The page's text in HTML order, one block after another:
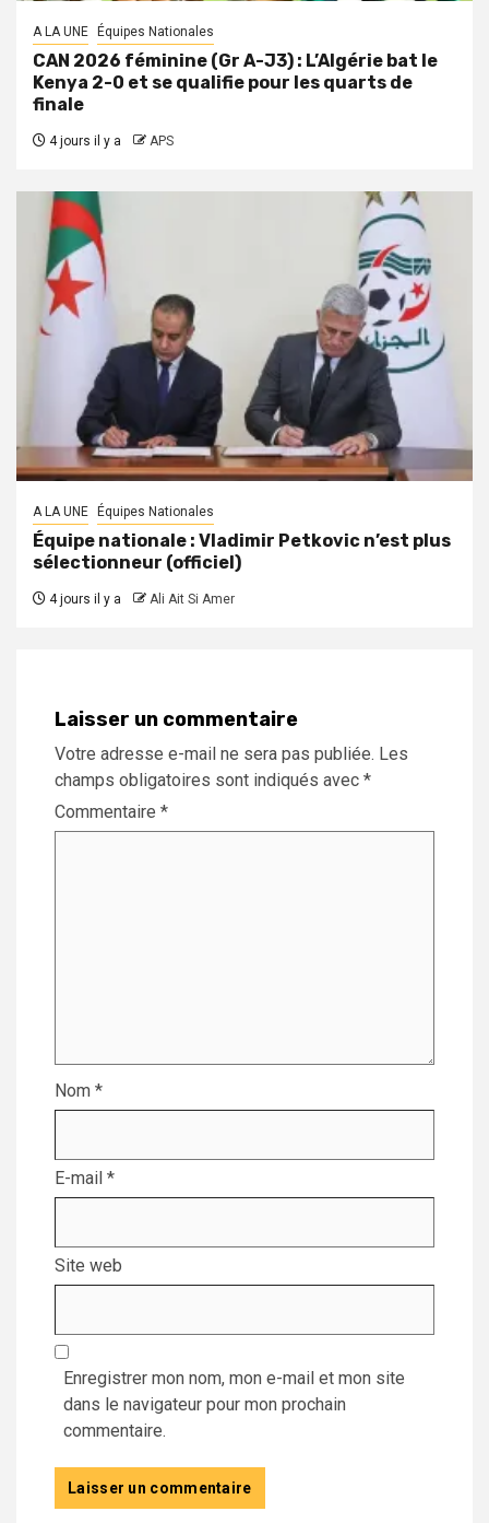
A LA UNE Équipes Nationales
CAN 2026 féminine (Gr A-J3) : L’Algérie bat le
Kenya 2-0 et se qualifie pour les quarts de
finale
4 jours il y a APS
A LA UNE Équipes Nationales
Équipe nationale : Vladimir Petkovic n’est plus
sélectionneur (officiel)
4 jours il y a Ali Ait Si Amer
Laisser un commentaire
Votre adresse e-mail ne sera pas publiée. Les
champs obligatoires sont indiqués avec *
Commentaire *
Nom *
E-mail *
Site web
Enregistrer mon nom, mon e-mail et mon site
dans le navigateur pour mon prochain
commentaire.